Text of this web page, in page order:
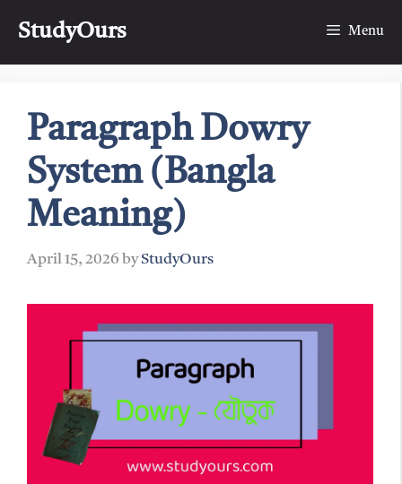
StudyOurs Menu
Paragraph Dowry
System (Bangla
Meaning)
April 15, 2026 byStudyOurs